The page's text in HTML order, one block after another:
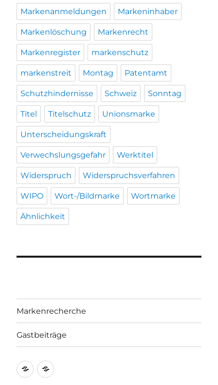
Markenanmeldungen Markeninhaber
Markenlöschung Markenrecht
Markenregister markenschutz
markenstreit Montag Patentamt
Schutzhindernisse Schweiz Sonntag
Titel Titelschutz Unionsmarke
Unterscheidungskraft
Verwechslungsgefahr Werktitel
Widerspruch Widerspruchsverfahren
WIPO Wort-/Bildmarke Wortmarke
Ähnlichkeit
Markenrecherche
Gastbeiträge
Markenrecherche
Gastbeiträge